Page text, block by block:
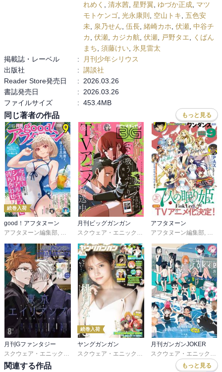
れめく , 清水茜, 星野翼, ゆづか正成, マツ
モトケンゴ, 光永康則 , 空山トキ, 五色安
未, 泉乃せん, 伍長, 緒崎カホ, 伏瀬, 中谷チ
カ, 伏瀬, カジカ航, 伏瀬, 戸野タエ, くばん
まち, 須藤けい, 氷見雷太
掲載誌・レーベル
:
月刊少年シリウス
出版社
: 講談社
Reader Store発売日
: 2026.03.26
書誌発売日
: 2026.03.26
ファイルサイズ
: 453.4MB
同じ著者の作品 もっと見る
続巻入荷
good！アフタヌーン
アフタヌーン編集部
水薙竜, 松枝穂積 ,眞山継 桑原太矩 ,海法紀光,藍田鳴
月刊ビッグガンガン
地主,藍依青糸,諸星サロ
アフタヌーン
アフタヌーン編集部
月刊Gファンタジー
スクウェア・エニックス
友麻碧,雨壱絵穹,夏西七,佐島勤
続巻入荷
ヤングガンガン
スクウェア・エニックス
藤原カムイ,堀井雄二,瀬戸
月刊ガンガンJOKER
スクウェア・エニックス
関連する作品 もっと見る